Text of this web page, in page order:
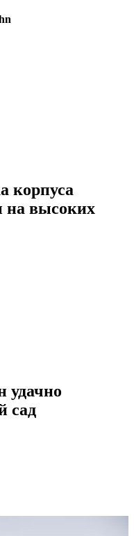
корпуса
на высоких
удачно
сад